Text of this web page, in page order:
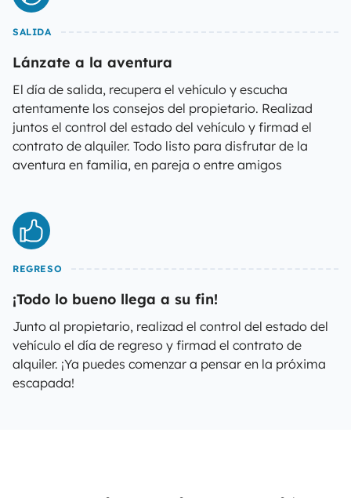
SALIDA
Lánzate a la aventura
El día de salida, recupera el vehículo y escucha
atentamente los consejos del propietario. Realizad
juntos el control del estado del vehículo y firmad el
contrato de alquiler. Todo listo para disfrutar de la
aventura en familia, en pareja o entre amigos
REGRESO
¡Todo lo bueno llega a su fin!
Junto al propietario, realizad el control del estado del
vehículo el día de regreso y firmad el contrato de
alquiler. ¡Ya puedes comenzar a pensar en la próxima
escapada!